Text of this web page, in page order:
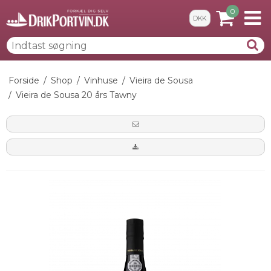
DKK
0
Forside / Shop / Vinhuse / Vieira de Sousa
/ Vieira de Sousa 20 års Tawny